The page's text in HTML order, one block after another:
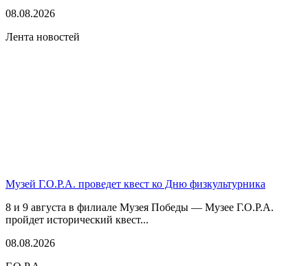
08.08.2026
Лента новостей
Музей Г.О.Р.А. проведет квест ко Дню физкультурника
8 и 9 августа в филиале Музея Победы — Музее Г.О.Р.А.
пройдет исторический квест...
08.08.2026